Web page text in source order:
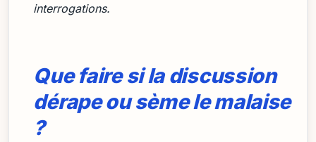
interrogations.
Que faire si la discussion
dérape ou sème le malaise
?